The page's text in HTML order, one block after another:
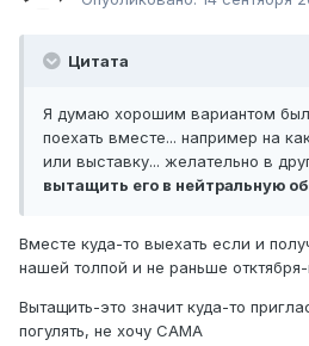
Цитата
Я думаю хорошим вариантом
поехать вместе... например на
или выставку... желательно в
вытащить его в нейтральную
Вместе куда-то выехать если и
нашей толпой и не раньше отктября-
Вытащить-это значит куда-то
погулять, не хочу САМА